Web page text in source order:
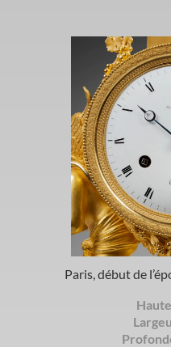
Paris, début de